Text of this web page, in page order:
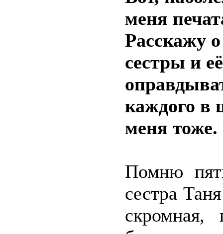
меня
Расскажу
сестры и
каждого в
меня тоже.
Помню
сестра
скромная,